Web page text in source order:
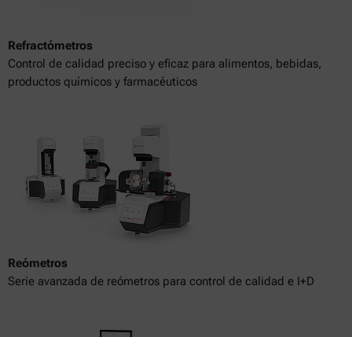
Refractómetros
Control de calidad preciso y eficaz para alimentos, bebidas,
productos químicos y farmacéuticos
Reómetros
Serie avanzada de reómetros para control de calidad e I+D